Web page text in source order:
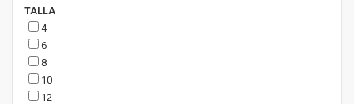
TALLA
4
6
8
10
12